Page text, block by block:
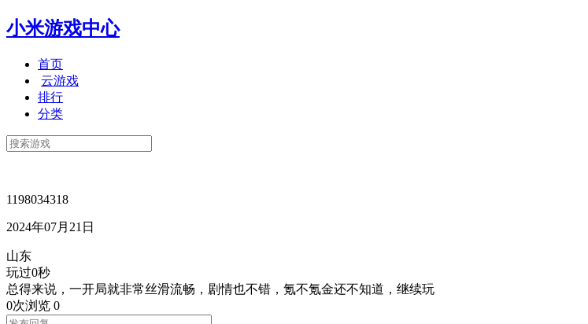
小米游戏中心
首页
云游戏
排行
分类
1198034318
2024年07月21日
山东
玩过0秒
总得来说，一开局就非常丝滑流畅，剧情也不错，氪不氪金还不知道，继续玩
0次浏览 0